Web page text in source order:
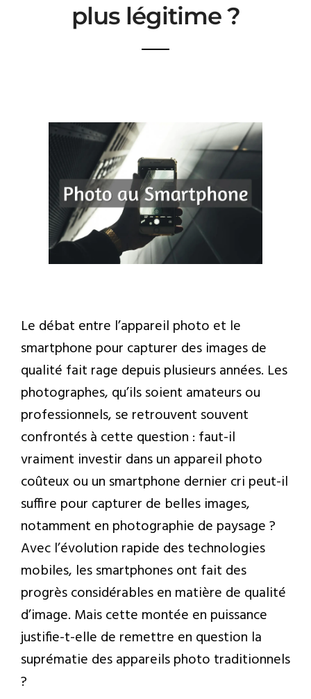
plus légitime ?
Le débat entre l’appareil photo et le
smartphone pour capturer des images de
qualité fait rage depuis plusieurs années. Les
photographes, qu’ils soient amateurs ou
professionnels, se retrouvent souvent
confrontés à cette question : faut-il
vraiment investir dans un appareil photo
coûteux ou un smartphone dernier cri peut-il
suffire pour capturer de belles images,
notamment en photographie de paysage ?
Avec l’évolution rapide des technologies
mobiles, les smartphones ont fait des
progrès considérables en matière de qualité
d’image. Mais cette montée en puissance
justifie-t-elle de remettre en question la
suprématie des appareils photo traditionnels
?